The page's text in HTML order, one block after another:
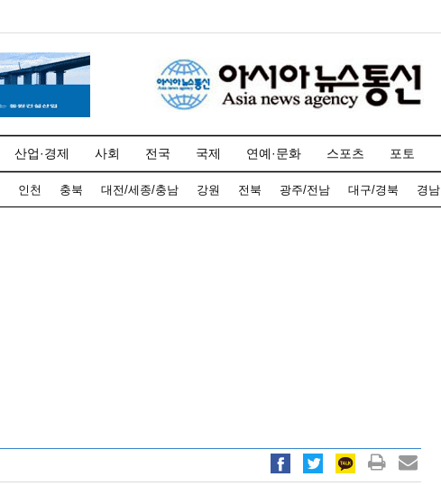
산업·경제 사회 전국 국제 연예·문화 스포츠 포토
인천 충북 대전/세종/충남 강원 전북 광주/전남 대구/경북 경남